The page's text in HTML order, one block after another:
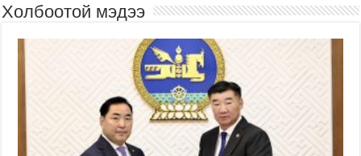
Холбоотой мэдээ